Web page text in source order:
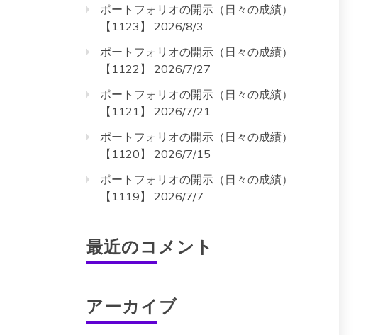
ポートフォリオの開示（日々の成績）
【1123】 2026/8/3
ポートフォリオの開示（日々の成績）
【1122】 2026/7/27
ポートフォリオの開示（日々の成績）
【1121】 2026/7/21
ポートフォリオの開示（日々の成績）
【1120】 2026/7/15
ポートフォリオの開示（日々の成績）
【1119】 2026/7/7
最近のコメント
アーカイブ